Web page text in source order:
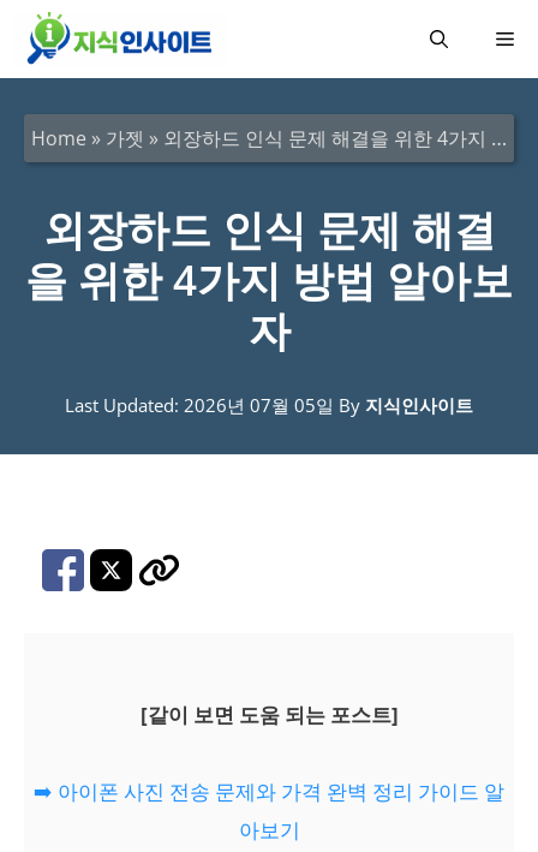
메
Home » 가젯 » 외장하드 인식 문제 해결을 위한 4가지 방법 알아보자
외장하드 인식 문제 해결
을 위한 4가지 방법 알아보
자
Last Updated: 2026년 07월 05일 By 지식인사이트
[같이 보면 도움 되는 포스트]
➡️ 아이폰 사진 전송 문제와 가격 완벽 정리 가이드 알
아보기